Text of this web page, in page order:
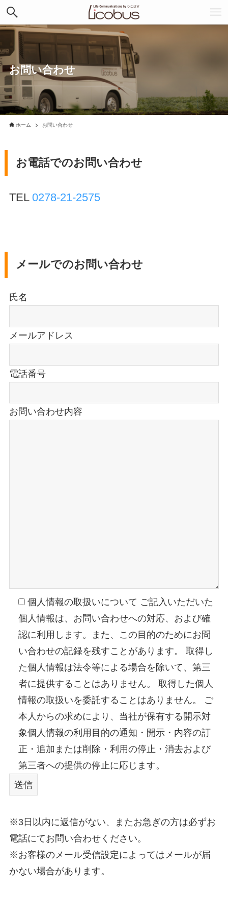
お問い合わせ
ホーム お問い合わせ
お電話でのお問い合わせ
TEL 0278-21-2575
メールでのお問い合わせ
氏名
メールアドレス
電話番号
お問い合わせ内容
個人情報の取扱いについて ご記入いただいた
個人情報は、お問い合わせへの対応、および確
認に利用します。また、この目的のためにお問
い合わせの記録を残すことがあります。 取得し
た個人情報は法令等による場合を除いて、第三
者に提供することはありません。 取得した個人
情報の取扱いを委託することはありません。 ご
本人からの求めにより、当社が保有する開示対
象個人情報の利用目的の通知・開示・内容の訂
正・追加または削除・利用の停止・消去および
第三者への提供の停止に応じます。
※3日以内に返信がない、またお急ぎの方は必ずお
電話にてお問い合わせください。
※お客様のメール受信設定によってはメールが届
かない場合があります。